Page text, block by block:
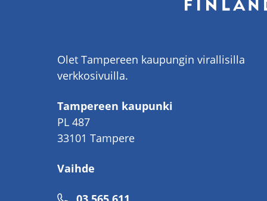
Olet Tampereen kaupungin virallisilla
verkkosivuilla.
Tampereen kaupunki
PL 487
33101 Tampere
Vaihde